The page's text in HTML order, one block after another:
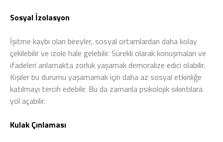
Sosyal İzolasyon
İşitme kaybı olan bireyler, sosyal ortamlardan daha kolay
çekilebilir ve izole hale gelebilir. Sürekli olarak konuşmaları ve
ifadeleri anlamakta zorluk yaşamak demoralize edici olabilir.
Kişiler bu durumu yaşamamak için daha az sosyal etkinliğe
katılmayı tercih edebilir. Bu da zamanla psikolojik sıkıntılara
yol açabilir.
Kulak Çınlaması